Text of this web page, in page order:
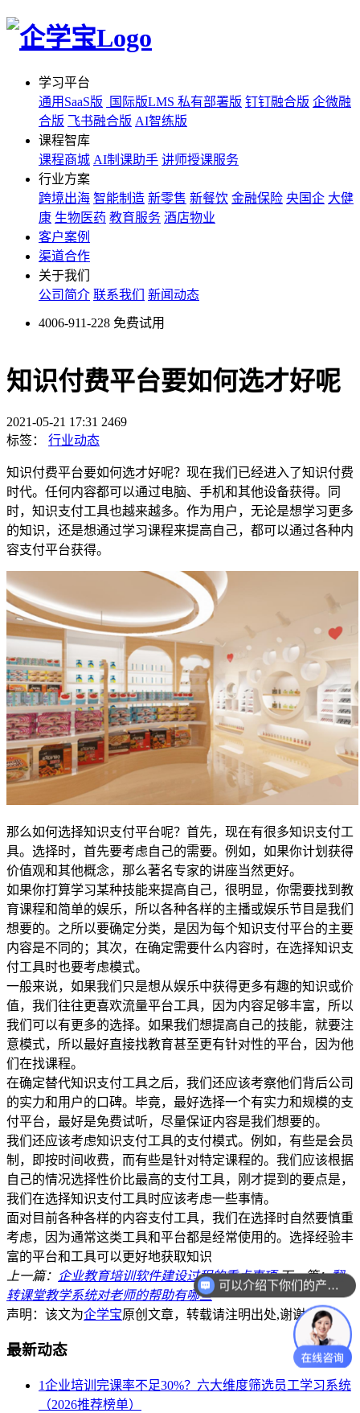
学习平台
通用SaaS版
国际版LMS 私有部署版 钉钉融合版 企微融
合版 飞书融合版 AI智练版
课程智库
课程商城 AI制课助手 讲师授课服务
行业方案
跨境出海 智能制造 新零售 新餐饮 金融保险 央国企 大健
康 生物医药 教育服务 酒店物业
客户案例
渠道合作
关于我们
公司简介 联系我们 新闻动态
4006-911-228 免费试用
知识付费平台要如何选才好呢
2021-05-21 17:31 2469
标签：
行业动态
知识付费平台要如何选才好呢？现在我们已经进入了知识付费
时代。任何内容都可以通过电脑、手机和其他设备获得。同
时，知识支付工具也越来越多。作为用户，无论是想学习更多
的知识，还是想通过学习课程来提高自己，都可以通过各种内
容支付平台获得。
那么如何选择知识支付平台呢？首先，现在有很多知识支付工
具。选择时，首先要考虑自己的需要。例如，如果你计划获得
价值观和其他概念，那么著名专家的讲座当然更好。
如果你打算学习某种技能来提高自己，很明显，你需要找到教
育课程和简单的娱乐，所以各种各样的主播或娱乐节目是我们
想要的。之所以要确定分类，是因为每个知识支付平台的主要
内容是不同的；其次，在确定需要什么内容时，在选择知识支
付工具时也要考虑模式。
一般来说，如果我们只是想从娱乐中获得更多有趣的知识或价
值，我们往往更喜欢流量平台工具，因为内容足够丰富，所以
我们可以有更多的选择。如果我们想提高自己的技能，就要注
意模式，所以最好直接找教育甚至更有针对性的平台，因为他
们在找课程。
在确定替代知识支付工具之后，我们还应该考察他们背后公司
的实力和用户的口碑。毕竟，最好选择一个有实力和规模的支
付平台，最好是免费试听，尽量保证内容是我们想要的。
我们还应该考虑知识支付工具的支付模式。例如，有些是会员
制，即按时间收费，而有些是针对特定课程的。我们应该根据
自己的情况选择性价比最高的支付工具，刚才提到的要点是，
我们在选择知识支付工具时应该考虑一些事情。
面对目前各种各样的内容支付工具，我们在选择时自然要慎重
考虑，因为通常这类工具和平台都是经常使用的。选择经验丰
富的平台和工具可以更好地获取知识
上一篇： 企业教育培训软件建设过程的重点事项 下一篇：翻
转课堂教学系统对老师的帮助有哪些
声明：该文为企学宝原创文章，转载请注明出处,谢谢合作！
最新动态
1企业培训完课率不足30%？六大维度筛选员工学习系统
（2026推荐榜单）
可以介绍下你们的产品么？